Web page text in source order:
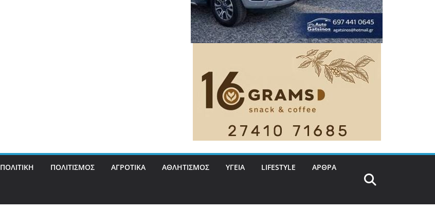
ΠΟΛΙΤΙΚΗ ΠΟΛΙΤΙΣΜΟΣ ΑΓΡΟΤΙΚΑ ΑΘΛΗΤΙΣΜΟΣ ΥΓΕΙΑ LIFESTYLE ΑΡΘΡΑ